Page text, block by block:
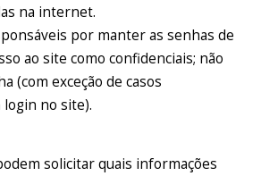
na internet.
por manter as senhas de
ao site como confidenciais; não
(com exceção de casos
login no site).
solicitar quais informações